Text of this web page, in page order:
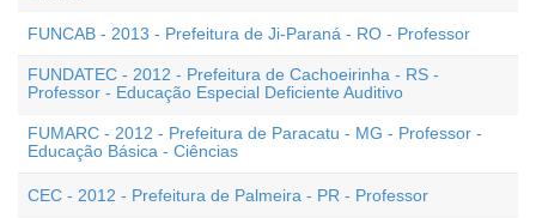
FUNCAB - 2013 - Prefeitura de Ji-Paraná - RO - Professor
FUNDATEC - 2012 - Prefeitura de Cachoeirinha - RS -
Professor - Educação Especial Deficiente Auditivo
FUMARC - 2012 - Prefeitura de Paracatu - MG - Professor -
Educação Básica - Ciências
CEC - 2012 - Prefeitura de Palmeira - PR - Professor